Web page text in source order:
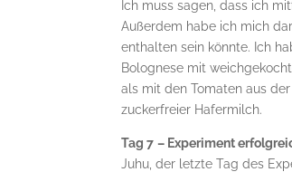
Ich muss sagen, dass ich
Außerdem habe ich mich
enthalten sein könnte. Ich
Bolognese mit
als mit den Tomaten aus
zuckerfreier Hafermilch.
Tag 7 – Experiment
Juhu, der letzte Tag des